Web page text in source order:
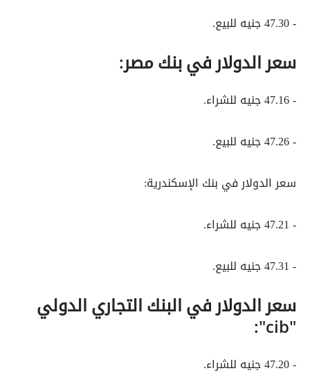
- 47.30 جنيه للبيع.
سعر الدولار في بنك مصر:
- 47.16 جنيه للشراء.
- 47.26 جنيه للبيع.
سعر الدولار في بنك الإسكندرية:
- 47.21 جنيه للشراء.
- 47.31 جنيه للبيع.
سعر الدولار في البنك التجاري الدولي
"cib":
- 47.20 جنيه للشراء.